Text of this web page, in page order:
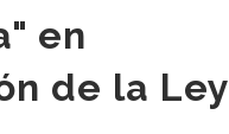
en
de la Ley